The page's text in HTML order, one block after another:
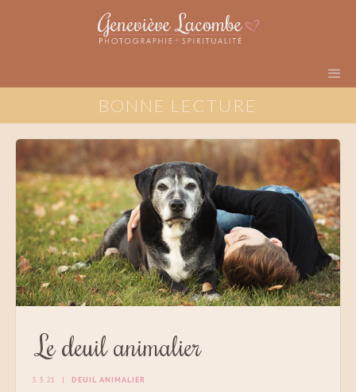
BONNE LECTURE
Le deuil animalier
3.3.21 | DEUIL ANIMALIER